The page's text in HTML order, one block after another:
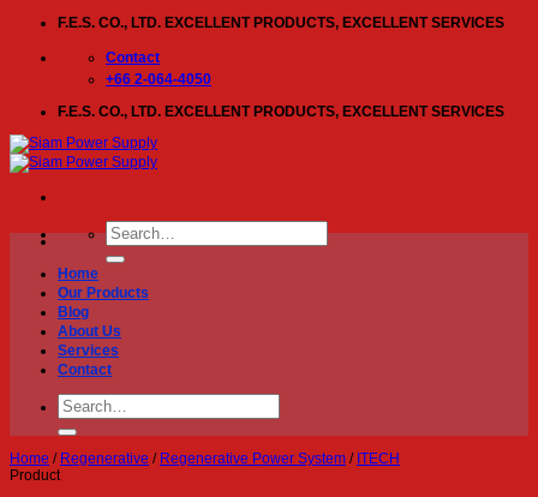
content
F.E.S. CO., LTD. EXCELLENT PRODUCTS, EXCELLENT SERVICES
Contact
+66 2-064-4050
F.E.S. CO., LTD. EXCELLENT PRODUCTS, EXCELLENT SERVICES
Search
for:
Home
Our Products
Blog
About Us
Services
Contact
Search
for:
Home / Regenerative / Regenerative Power System / ITECH
Product